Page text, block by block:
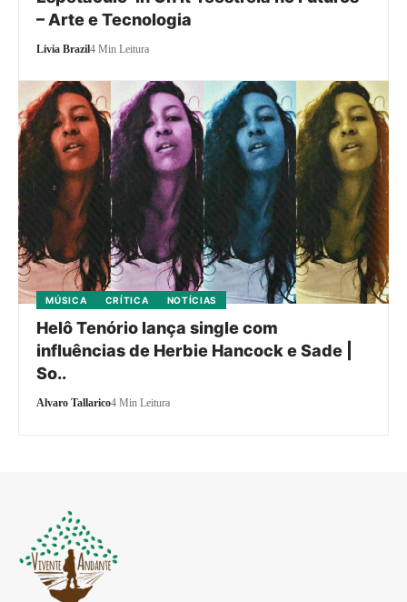
– Arte e Tecnologia
Livia Brazil4 Min Leitura
MÚSICA CRÍTICA NOTÍCIAS
Helô Tenório lança single com
influências de Herbie Hancock e Sade |
So..
Alvaro Tallarico4 Min Leitura